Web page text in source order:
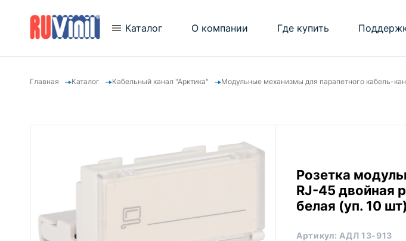
Каталог
Кабель-каналы
Электромонтажные коробки
«ТУСО»
О компании
Новости
Видеогалерея
Где купить
Помощь
Рекламные
Главная Каталог Кабельный канал "Арктика" Модульные механизмы для парапетного кабель-
Розетка
RJ-45 двойная
белая (уп. 10 шт)
Артикул: АДЛ 13-913